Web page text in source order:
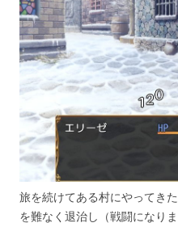
旅を続けてある村にやってき
を難なく退治し（戦闘になり